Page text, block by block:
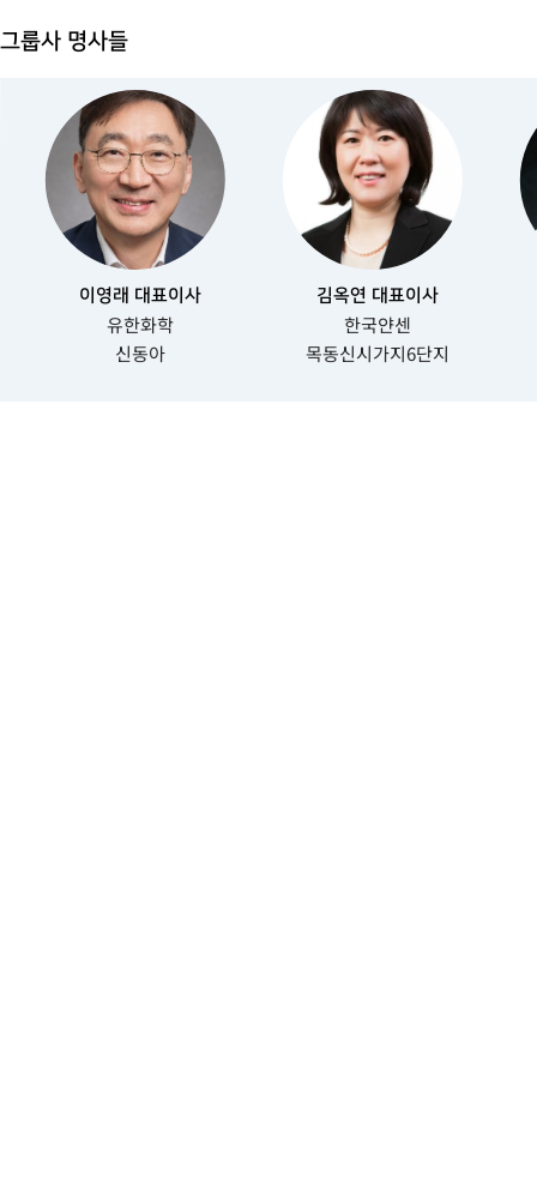
그룹사 명사들
이영래 대표이사
유한화학
신동아
김옥연 대표이사
한국얀센
목동신시가지6단지